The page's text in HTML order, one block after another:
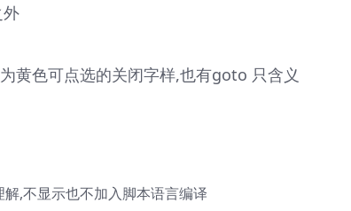
黄色可点选的关闭字样,也有goto 只含义
,不显示也不加入脚本语言编译